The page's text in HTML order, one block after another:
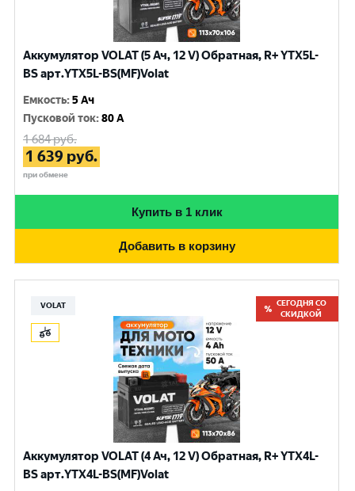
Аккумулятор VOLAT (5 Ач, 12 V) Обратная, R+ YTX5L-
BS арт.YTX5L-BS(MF)Volat
Емкость:5 Ач
Пусковой ток:80 A
1 684руб.
1 639 руб.
при обмене
Купить в 1 клик
Добавить в корзину
VOLAT
СЕГОДНЯ СО
СКИДКОЙ
Аккумулятор VOLAT (4 Ач, 12 V) Обратная, R+ YTX4L-
BS арт.YTX4L-BS(MF)Volat